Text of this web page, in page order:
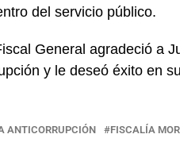
del servicio público.
General agradeció a
y le deseó éxito en
ANTICORRUPCIÓN FISCALÍA